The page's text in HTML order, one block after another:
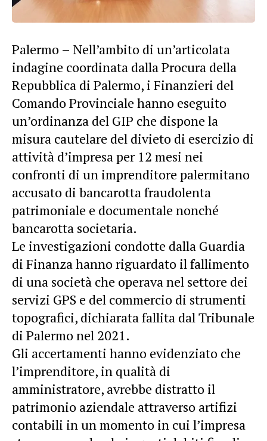
Palermo – Nell’ambito di un’articolata
indagine coordinata dalla Procura della
Repubblica di Palermo, i Finanzieri del
Comando Provinciale hanno eseguito
un’ordinanza del GIP che dispone la
misura cautelare del divieto di esercizio di
attività d’impresa per 12 mesi nei
confronti di un imprenditore palermitano
accusato di bancarotta fraudolenta
patrimoniale e documentale nonché
bancarotta societaria.
Le investigazioni condotte dalla Guardia
di Finanza hanno riguardato il fallimento
di una società che operava nel settore dei
servizi GPS e del commercio di strumenti
topografici, dichiarata fallita dal Tribunale
di Palermo nel 2021.
Gli accertamenti hanno evidenziato che
l’imprenditore, in qualità di
amministratore, avrebbe distratto il
patrimonio aziendale attraverso artifizi
contabili in un momento in cui l’impresa